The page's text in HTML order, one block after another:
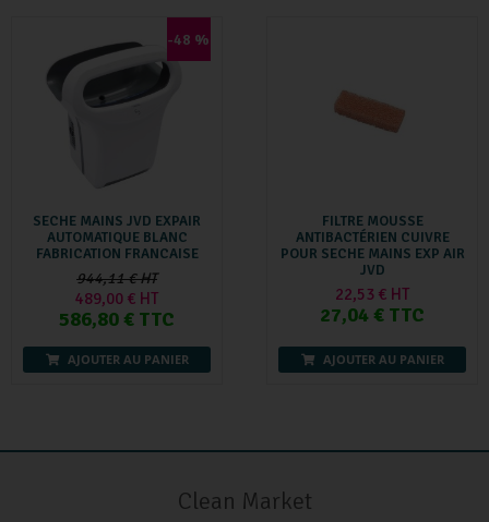
-48 %
SECHE MAINS JVD EXPAIR
AUTOMATIQUE BLANC
FABRICATION FRANCAISE
944,11 € HT
489,00 € HT
586,80 € TTC
AJOUTER AU PANIER
FILTRE MOUSSE
ANTIBACTÉRIEN CUIVRE
POUR SECHE MAINS EXP AIR
JVD
22,53 € HT
27,04 € TTC
AJOUTER AU PANIER
Clean Market